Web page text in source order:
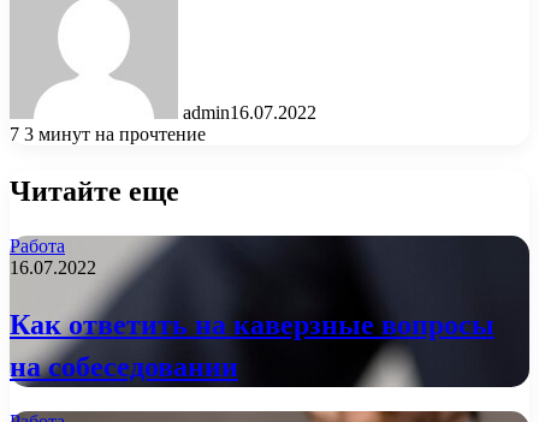
admin16.07.2022
7 3 минут на прочтение
Читайте еще
Работа
16.07.2022
Как ответить на каверзные вопросы
на собеседовании